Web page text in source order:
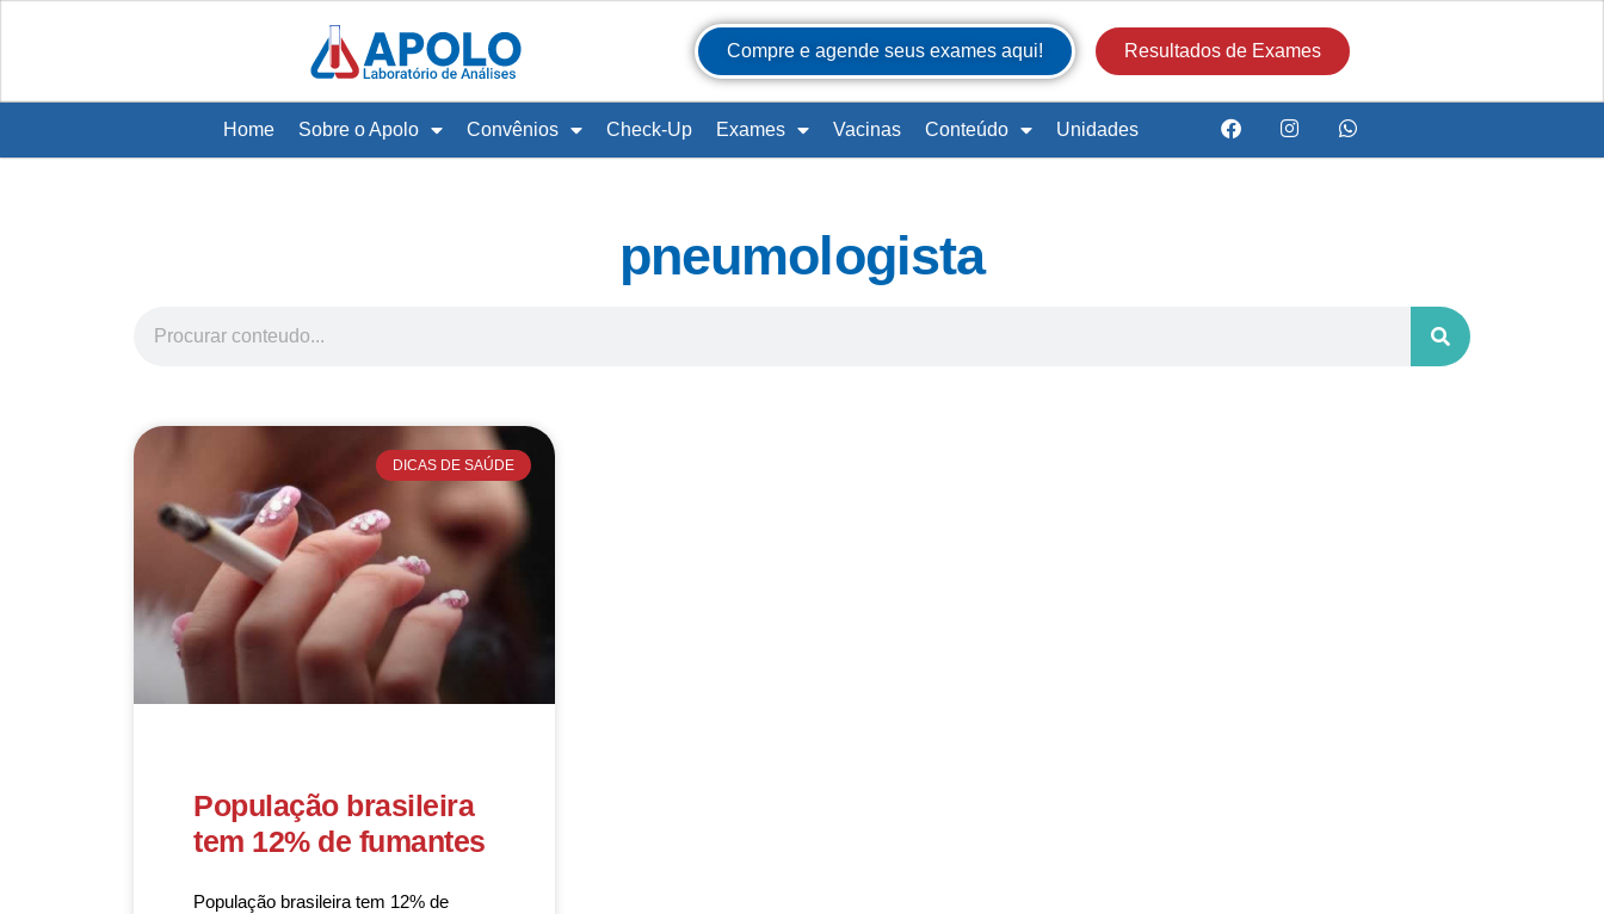
Compre e agende seus exames aqui! Resultados de Exames
Home Sobre o Apolo Convênios Check-Up Exames Vacinas Conteúdo Unidades
pneumologista
DICAS DE SAÚDE
População brasileira
tem 12% de fumantes
População brasileira tem 12% de